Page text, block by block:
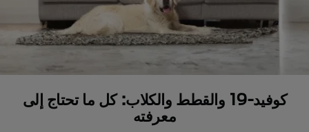
كوفيد-19 والقطط والكلاب: كل ما تحتاج إلى
معرفته